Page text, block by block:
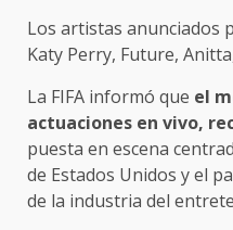
Los artistas anunciados
Katy Perry, Future,
La FIFA informó que el
actuaciones en vivo,
puesta en escena
de Estados Unidos y el
de la industria del